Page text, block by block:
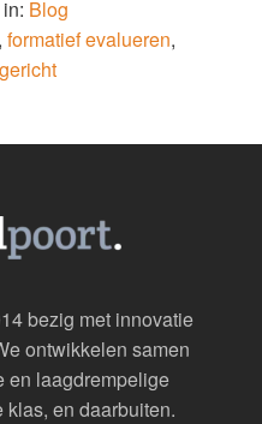
Blog
formatief evalueren,
bezig met innovatie
ontwikkelen samen
en laagdrempelige
en daarbuiten.